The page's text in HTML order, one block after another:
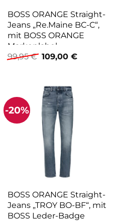
BOSS ORANGE Straight-
Jeans „Re.Maine BC-C“,
mit BOSS ORANGE
Markenlabel
99,95€ Ursprünglicher
Preis
109,00 €Aktueller
-20%
BOSS ORANGE Straight-
Jeans „TROY BO-BF“, mit
BOSS Leder-Badge